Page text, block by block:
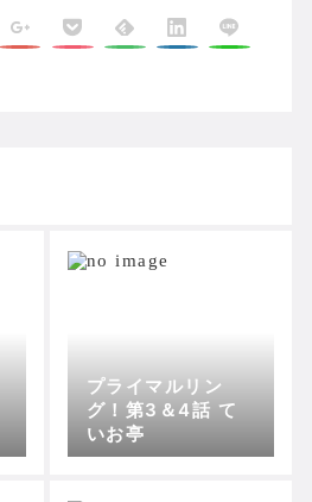
プライマルリン
グ！第3＆4話 て
いお亭